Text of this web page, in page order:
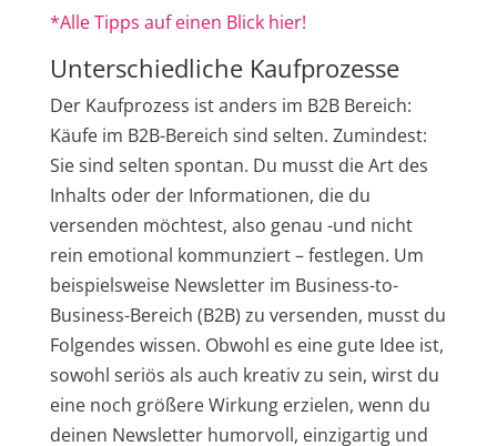
*Alle Tipps auf einen Blick hier!
Unterschiedliche Kaufprozesse
Der Kaufprozess ist anders im B2B Bereich:
Käufe im B2B-Bereich sind selten. Zumindest:
Sie sind selten spontan. Du musst die Art des
Inhalts oder der Informationen, die du
versenden möchtest, also genau -und nicht
rein emotional kommunziert – festlegen. Um
beispielsweise Newsletter im Business-to-
Business-Bereich (B2B) zu versenden, musst du
Folgendes wissen. Obwohl es eine gute Idee ist,
sowohl seriös als auch kreativ zu sein, wirst du
eine noch größere Wirkung erzielen, wenn du
deinen Newsletter humorvoll, einzigartig und